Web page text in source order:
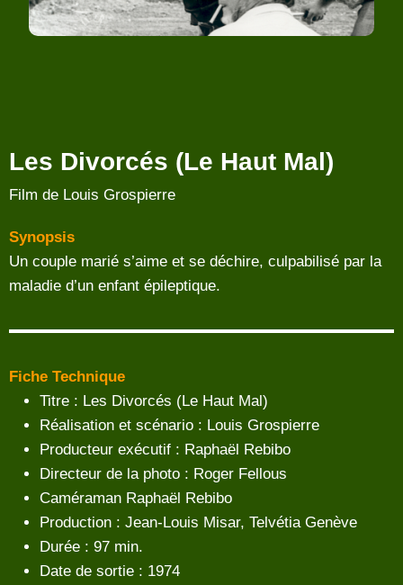
Les Divorcés (Le Haut Mal)
Film de Louis Grospierre
Synopsis
Un couple marié s’aime et se déchire, culpabilisé par la
maladie d’un enfant épileptique.
Fiche Technique
Titre : Les Divorcés (Le Haut Mal)
Réalisation et scénario : Louis Grospierre
Producteur exécutif : Raphaël Rebibo
Directeur de la photo : Roger Fellous
Caméraman Raphaël Rebibo
Production : Jean-Louis Misar, Telvétia Genève
Durée : 97 min.
Date de sortie : 1974